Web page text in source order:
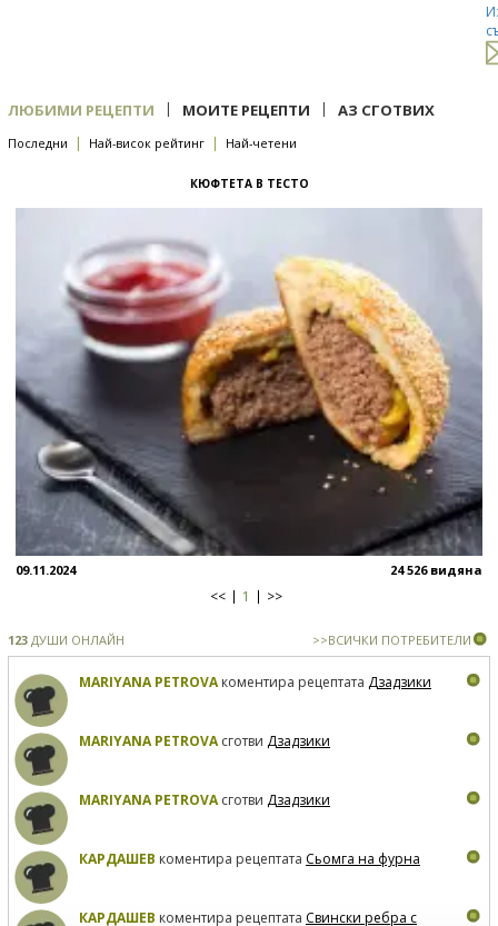
ЛЮБИМИ РЕЦЕПТИ | МОИТЕ РЕЦЕПТИ | АЗ СГОТВИХ
Последни | Най-висок рейтинг | Най-четени
КЮФТЕТА В ТЕСТО
09.11.2024 24 526 видяна
<< 1 >>
123 ДУШИ ОНЛАЙН >>ВСИЧКИ ПОТРЕБИТЕЛИ
MARIYANA PETROVAкоментира рецептата Дзадзики
MARIYANA PETROVAсготви Дзадзики
MARIYANA PETROVAсготви Дзадзики
КАРДАШЕВ коментира рецептата Сьомга на фурна
КАРДАШЕВ коментира рецептата Свински ребра с